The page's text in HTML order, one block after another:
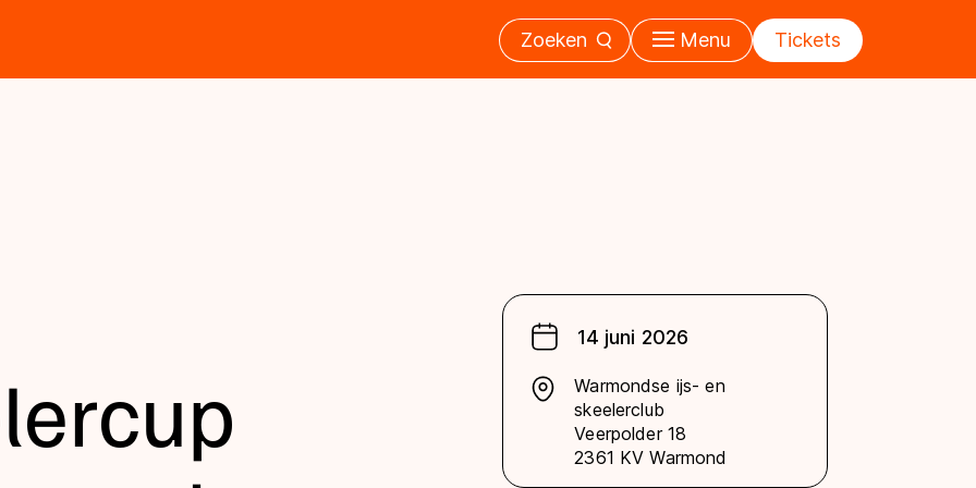
Zoeken Menu Tickets
14 juni 2026
Warmondse ijs- en
skeelerclub
Veerpolder 18
2361 KV Warmond